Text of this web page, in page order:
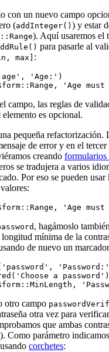
con un nuevo campo
(addInteger() ) y estar
). Aquí usaremos el
para pasarle al
max] :
'Age:')
campo, las reglas de
es opcional.
pequeña refactorización.
de error y en el
creando
se tradujera a varios
Por eso se pueden usar
, hagámoslo
mínima de la
de nuevo un
otro campo
otra vez para
que ambas
). Como parámetro
corchetes: